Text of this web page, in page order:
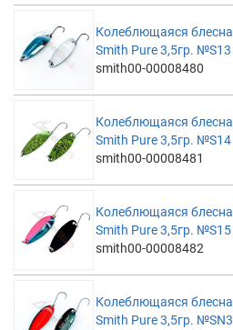
Колеблющаяся блесна
Smith Pure 3,5гр. №S13
smith00-00008480
Колеблющаяся блесна
Smith Pure 3,5гр. №S14
smith00-00008481
Колеблющаяся блесна
Smith Pure 3,5гр. №S15
smith00-00008482
Колеблющаяся блесна
Smith Pure 3,5гр. №SN3